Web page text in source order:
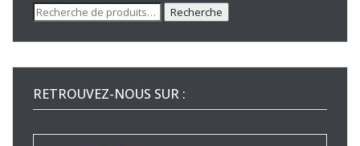
Recherche
pour :
Recherche
RETROUVEZ-NOUS SUR :